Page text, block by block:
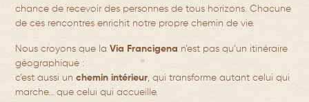
chance de recevoir des personnes de tous horizons. Chacune
de ces rencontres enrichit notre propre chemin de vie.
Nous croyons que laVia Francigena n’est pas qu’un itinéraire
géographique :
c’est aussi unchemin intérieur , qui transforme autant celui qui
marche… que celui qui accueille.